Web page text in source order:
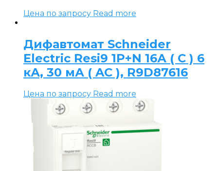
Цена по запросу Read more
Дифавтомат Schneider
Electric Resi9 1P+N 16А ( C ) 6
кА, 30 мА ( AC ), R9D87616
Цена по запросу Read more